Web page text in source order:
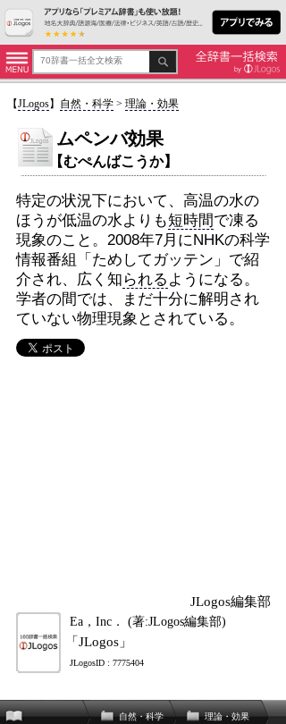
【JLogos】 自然・科学> 理論・効果
ムペンバ効果
【むぺんばこうか】
特定の状況下において、高温の水の
ほうが低温の水よりも短時間で凍る
現象のこと。2008年7月にNHKの科学
情報番組「ためしてガッテン」で紹
介され、広く知 られる ようになる。
学者の間では、まだ十分に解明され
ていない物理現象とされている。
JLogos編集部
Ea，Inc． (著:JLogos編集部)
「JLogos」
JLogosID : 7775404
自然・科学 理論・効果